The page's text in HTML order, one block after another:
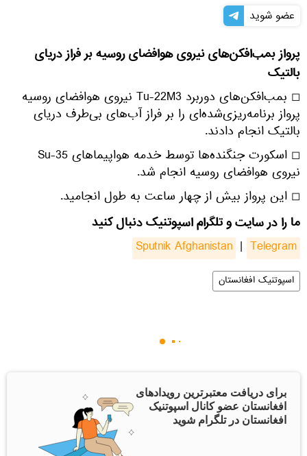
عضو شوید
پرواز بمب‌افکن‌های نیروی هوافضای روسیه بر فراز دریای
بالتیک
◻ بمب‌افکن‌های دوربرد Tu-22M3 نیروی هوافضای روسیه
پرواز برنامه‌ریزی‌شده‌ای را بر فراز آب‌های بی‌طرف دریای
بالتیک انجام دادند.
◻ اسکورت جنگنده‌ها توسط خدمه هواپیماهای Su-35
نیروی هوافضای روسیه انجام شد.
◻ این پرواز بیش از چهار ساعت به طول انجامید.
ما را در سایت و تلگرام اسپوتنیک دنبال کنید
Sputnik Afghanistan | Telegram
اسپوتنیک افغانستان
برای دریافت معتبرترین رویدادهای
افغانستان عضو کانال اسپوتنیک
افغانستان در تلگرام شوید